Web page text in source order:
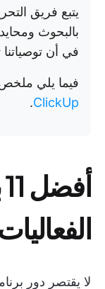
يتبع فريق
بالبحوث
في أن توصياتنا
فيما يلي
ClickUp
.